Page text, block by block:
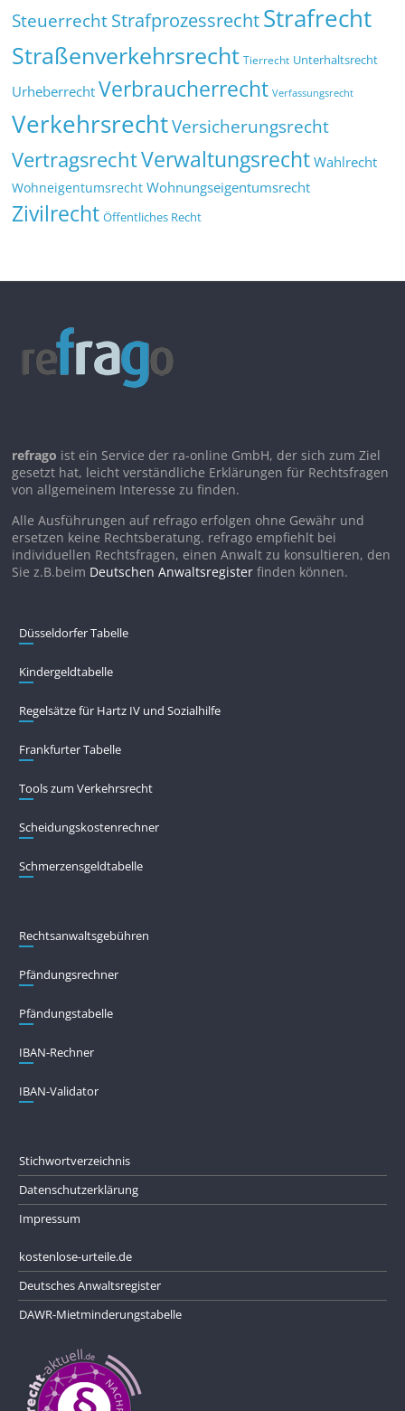
SteuerrechtStrafprozessrechtStrafrecht
Straßenverkehrsrecht Tierrecht Unterhaltsrecht
Urheberrecht Verbraucherrecht Verfassungsrecht
VerkehrsrechtVersicherungsrecht
VertragsrechtVerwaltungsrecht Wahlrecht
Wohneigentumsrecht Wohnungseigentumsrecht
Zivilrecht Öffentliches Recht
refrago ist ein Service der ra-online GmbH, der sich zum Ziel
gesetzt hat, leicht verständliche Erklärungen für Rechtsfragen
von allgemeinem Interesse zu finden.
Alle Ausführungen auf refrago erfolgen ohne Gewähr und
ersetzen keine Rechtsberatung. refrago empfiehlt bei
individuellen Rechtsfragen, einen Anwalt zu konsultieren, den
Sie z.B.beim Deutschen Anwaltsregister finden können.
Düsseldorfer Tabelle
Kindergeldtabelle
Regelsätze für Hartz IV und Sozialhilfe
Frankfurter Tabelle
Tools zum Verkehrsrecht
Scheidungskostenrechner
Schmerzensgeldtabelle
Rechtsanwaltsgebühren
Pfändungs­rechner
Pfändungs­tabelle
IBAN-Rechner
IBAN-Validator
Stichwortverzeichnis
Datenschutzerklärung
Impressum
kostenlose-urteile.de
Deutsches Anwaltsregister
DAWR-Mietminderungstabelle